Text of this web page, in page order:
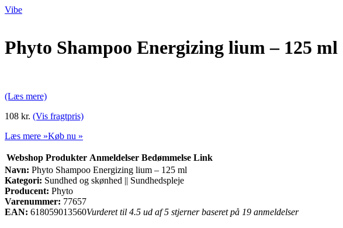
Vibe
Phyto Shampoo Energizing lium – 125 ml
(Læs mere)
108 kr. (Vis fragtpris)
Læs mere »Køb nu »
Webshop Produkter Anmeldelser Bedømmelse Link
Navn: Phyto Shampoo Energizing lium – 125 ml
Kategori: Sundhed og skønhed || Sundhedspleje
Producent: Phyto
Varenummer: 77657
EAN: 618059013560Vurderet til 4.5 ud af 5 stjerner baseret på 19 anmeldelser